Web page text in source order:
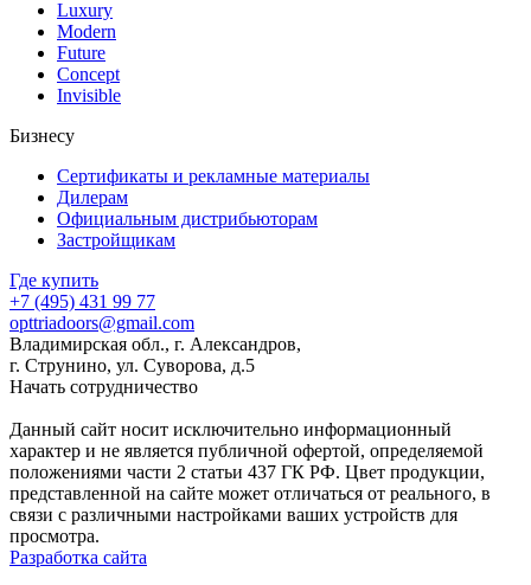
Luxury
Modern
Future
Concept
Invisible
Бизнесу
Сертификаты и рекламные материалы
Дилерам
Официальным дистрибьюторам
Застройщикам
Где купить
+7 (495) 431 99 77
opttriadoors@gmail.com
Владимирская обл., г. Александров,
г. Струнино, ул. Суворова, д.5
Начать сотрудничество
Данный сайт носит исключительно информационный
характер и не является публичной офертой, определяемой
положениями части 2 статьи 437 ГК РФ. Цвет продукции,
представленной на сайте может отличаться от реального, в
связи с различными настройками ваших устройств для
просмотра.
Разработка сайта